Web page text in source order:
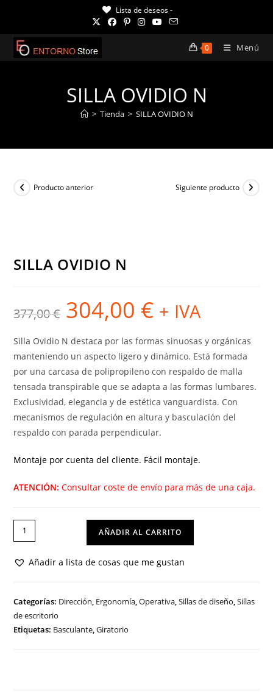
contenido
Lista de deseos -
0 Menú
SILLA OVIDIO N
> Tienda > SILLA OVIDIO N
Producto anterior Siguiente producto
SILLA OVIDIO N
377,00€
El
precio
original
377,00 €.
304,00 €El
precio
actual
304,00 €.
+ IVA
Silla Ovidio N destaca por las formas sinuosas y orgánicas
manteniendo un aspecto ligero y dinámico. Está formada
por una carcasa de polipropileno con respaldo de malla
tensada transpirable que se adapta a las formas lumbares.
Exclusividad, elegancia y de estética vanguardista. Con
mecanismos de regulación en altura y basculación del
respaldo con parada perpendicular.
Montaje por cuenta del cliente. Fácil montaje.
ATENCIÓN: Consultar coste de envío para más de una caja.
SILLA
OVIDIO
N
AÑADIR AL CARRITO
Añadir a lista de cosas que me gustan
Categorías: Dirección, Ergonomía,Operativa,Sillas de diseño,Sillas
de escritorio
Etiquetas: Basculante,Giratorio